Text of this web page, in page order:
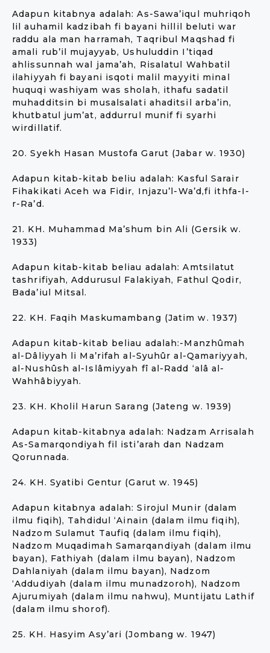
Adapun kitabnya adalah: As-Sawa’iqul muhriqoh
lil auhamil kadzibah fi bayani hillil beluti war
raddu ala man harramah, Taqribul Maqshad fi
amali rub’il mujayyab, Ushuluddin I’tiqad
ahlissunnah wal jama’ah, Risalatul Wahbatil
ilahiyyah fi bayani isqoti malil mayyiti minal
huquqi washiyam was sholah, ithafu sadatil
muhadditsin bi musalsalati ahaditsil arba’in,
khutbatul jum’at, addurrul munif fi syarhi
wirdillatif.
20. Syekh Hasan Mustofa Garut (Jabar w. 1930)
Adapun kitab-kitab beliu adalah: Kasful Sarair
Fihakikati Aceh wa Fidir, Injazu’l-Wa’d,fi ithfa-I-
r-Ra’d.
21. KH. Muhammad Ma’shum bin Ali (Gersik w.
1933)
Adapun kitab-kitab beliau adalah: Amtsilatut
tashrifiyah, Addurusul Falakiyah, Fathul Qodir,
Bada’iul Mitsal.
22. KH. Faqih Maskumambang (Jatim w. 1937)
Adapun kitab-kitab beliau adalah:-Manzhûmah
al-Dâliyyah li Ma’rifah al-Syuhûr al-Qamariyyah,
al-Nushûsh al-Islâmiyyah fî al-Radd ‘alâ al-
Wahhâbiyyah.
23. KH. Kholil Harun Sarang (Jateng w. 1939)
Adapun kitab-kitabnya adalah: Nadzam Arrisalah
As-Samarqondiyah fil isti’arah dan Nadzam
Qorunnada.
24. KH. Syatibi Gentur (Garut w. 1945)
Adapun kitabnya adalah: Sirojul Munir (dalam
ilmu fiqih), Tahdidul ‘Ainain (dalam ilmu fiqih),
Nadzom Sulamut Taufiq (dalam ilmu fiqih),
Nadzom Muqadimah Samarqandiyah (dalam ilmu
bayan), Fathiyah (dalam ilmu bayan), Nadzom
Dahlaniyah (dalam ilmu bayan), Nadzom
‘Addudiyah (dalam ilmu munadzoroh), Nadzom
Ajurumiyah (dalam ilmu nahwu), Muntijatu Lathif
(dalam ilmu shorof).
25. KH. Hasyim Asy’ari (Jombang w. 1947)